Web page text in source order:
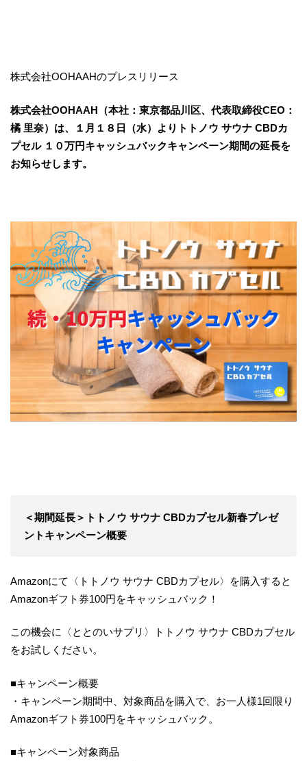
株式会社OOHAAHのプレスリリース
株式会社OOHAAH（本社：東京都品川区、代表取締役CEO：
橘 ⾥奈）は、１⽉１８⽇（水）よりトトノウ サウナ CBDカ
プセル １０万円キャッシュバックキャンペーン期間の延長を
お知らせします。
＜期間延長＞トトノウ サウナ CBDカプセル新春プレゼ
ントキャンペーン概要
Amazonにて〈トトノウ サウナ CBDカプセル〉を購入すると
Amazonギフト券100円をキャッシュバック！
この機会に〈ととのいサプリ〉トトノウ サウナ CBDカプセル
をお試しください。
■キャンペーン概要
・キャンペーン期間中、対象商品を購入で、お一人様1回限り
Amazonギフト券100円をキャッシュバック。
■キャンペーン対象商品